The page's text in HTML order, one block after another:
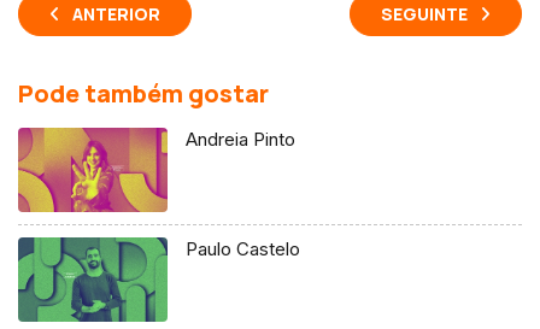
ANTERIOR SEGUINTE
Pode também gostar
Andreia Pinto
Paulo Castelo